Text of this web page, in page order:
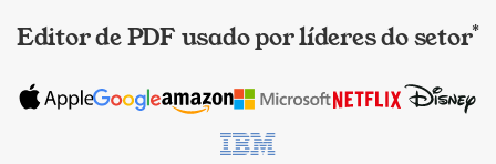
Editor de PDF usado por líderes do setor*